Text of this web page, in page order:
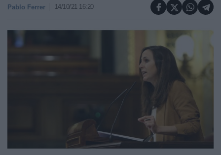
Pablo Ferrer 14/10/21 16:20